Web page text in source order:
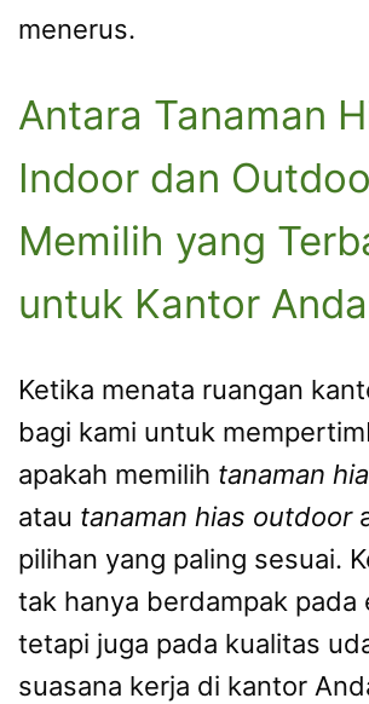
menerus.
Antara Tanaman
Indoor dan
Memilih yang
untuk Kantor Anda
Ketika menata ruangan
bagi kami untuk
apakah memilih tanaman
atau tanaman hias outdoor
pilihan yang paling sesuai.
tak hanya berdampak pada
tetapi juga pada kualitas
suasana kerja di kantor